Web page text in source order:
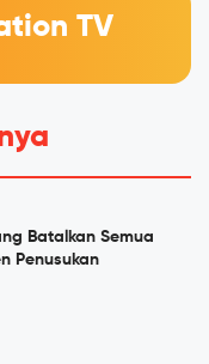
TV
Batalkan Semua
Penusukan